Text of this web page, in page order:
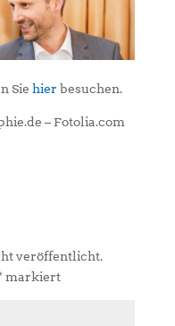
Sie hier besuchen.
– Fotolia.com
veröffentlicht.
markiert